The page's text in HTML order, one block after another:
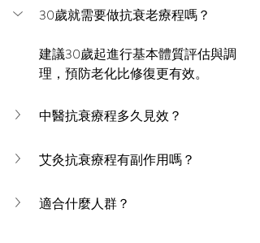
30歲就需要做抗衰老療程嗎？
建議30歲起進行基本體質評估與調
理，預防老化比修復更有效。
中醫抗衰療程多久見效？
艾灸抗衰療程有副作用嗎？
適合什麼人群？